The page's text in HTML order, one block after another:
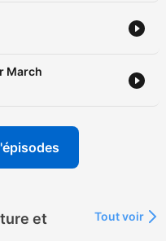
March
et
Tout voir